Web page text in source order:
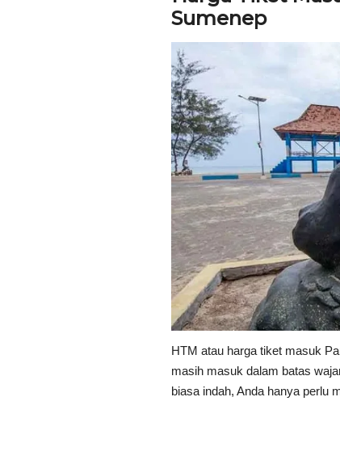
Sumenep
HTM atau harga tiket masuk
masih masuk dalam batas
biasa indah, Anda hanya perlu